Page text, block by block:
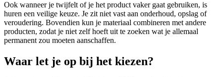
Ook wanneer je twijfelt of je het product vaker gaat gebruiken, is
huren een veilige keuze. Je zit niet vast aan onderhoud, opslag of
veroudering. Bovendien kun je materiaal combineren met andere
producten, zodat je niet zelf hoeft uit te zoeken wat je allemaal
permanent zou moeten aanschaffen.
Waar let je op bij het kiezen?